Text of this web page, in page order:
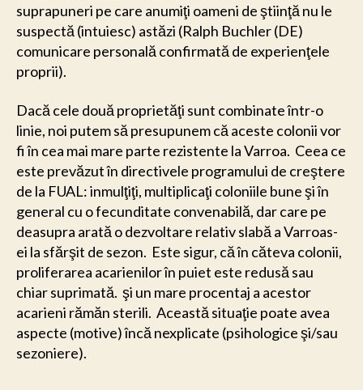
suprapuneri pe care anumiţi oameni de ştiinţă nu le
suspectă (intuiesc) astăzi (Ralph Buchler (DE)
comunicare personală confirmată de experienţele
proprii).
Dacă cele două proprietăţi sunt combinate într-o
linie, noi putem să presupunem că aceste colonii vor
fi în cea mai mare parte rezistente la Varroa. Ceea ce
este prevăzut în directivele programului de creştere
de la FUAL: inmulţiţi, multiplicaţi coloniile bune şi în
general cu o fecunditate convenabilă, dar care pe
deasupra arată o dezvoltare relativ slabă a Varroas-
ei la sfărşit de sezon. Este sigur, că în căteva colonii,
proliferarea acarienilor în puiet este redusă sau
chiar suprimată. şi un mare procentaj a acestor
acarieni rămăn sterili. Această situaţie poate avea
aspecte (motive) încă nexplicate (psihologice şi/sau
sezoniere).